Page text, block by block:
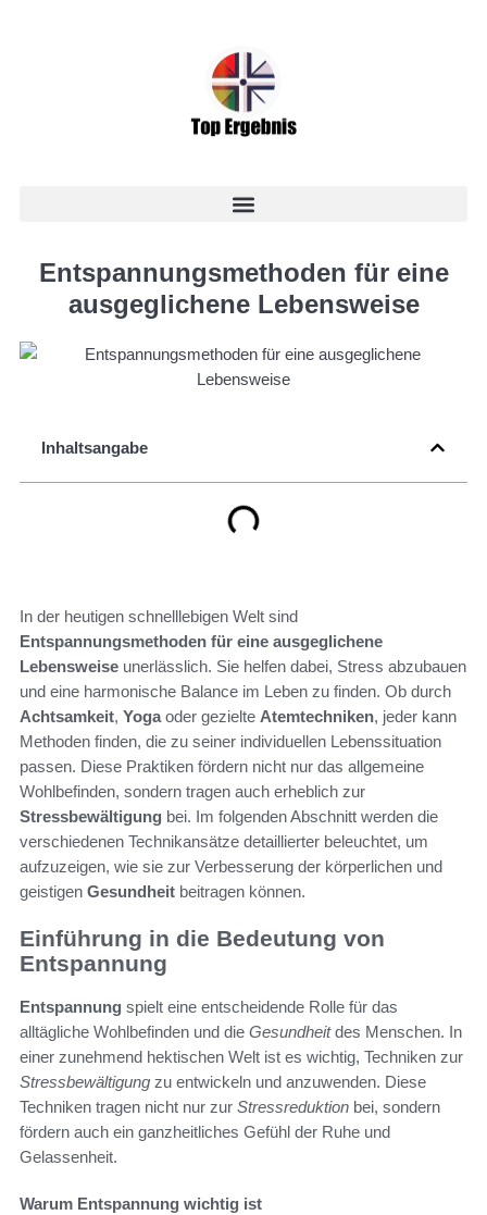
Entspannungsmethoden für eine
ausgeglichene Lebensweise
Inhaltsangabe
In der heutigen schnelllebigen Welt sind
Entspannungsmethoden für eine ausgeglichene
Lebensweise unerlässlich. Sie helfen dabei, Stress abzubauen
und eine harmonische Balance im Leben zu finden. Ob durch
Achtsamkeit, Yogaoder gezielte Atemtechniken, jeder kann
Methoden finden, die zu seiner individuellen Lebenssituation
passen. Diese Praktiken fördern nicht nur das allgemeine
Wohlbefinden, sondern tragen auch erheblich zur
Stressbewältigung bei. Im folgenden Abschnitt werden die
verschiedenen Technikansätze detaillierter beleuchtet, um
aufzuzeigen, wie sie zur Verbesserung der körperlichen und
geistigen Gesundheit beitragen können.
Einführung in die Bedeutung von
Entspannung
Entspannung spielt eine entscheidende Rolle für das
alltägliche Wohlbefinden und die Gesundheitdes Menschen. In
einer zunehmend hektischen Welt ist es wichtig, Techniken zur
Stressbewältigung zu entwickeln und anzuwenden. Diese
Techniken tragen nicht nur zur Stressreduktion bei, sondern
fördern auch ein ganzheitliches Gefühl der Ruhe und
Gelassenheit.
Warum Entspannung wichtig ist